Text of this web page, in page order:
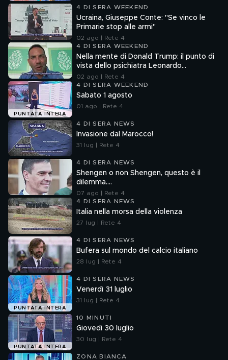
4 DI SERA WEEKEND
Ucraina, Giuseppe Conte: "Se vinco le
Primarie stop alle armi"
02 ago | Rete 4
4 DI SERA WEEKEND
Nella mente di Donald Trump: il punto di
vista dello psichiatra Leonardo
Mendolicchio
02 ago | Rete 4
PUNTATA INTERA
4 DI SERA WEEKEND
Sabato 1 agosto
01 ago | Rete 4
4 DI SERA NEWS
Invasione dal Marocco!
31 lug | Rete 4
4 DI SERA NEWS
Shengen o non Shengen, questo è il
dilemma....
07 ago | Rete 4
4 DI SERA NEWS
Italia nella morsa della violenza
27 lug | Rete 4
4 DI SERA NEWS
Bufera sul mondo del calcio italiano
28 lug | Rete 4
PUNTATA INTERA
4 DI SERA NEWS
Venerdì 31 luglio
31 lug | Rete 4
PUNTATA INTERA
10 MINUTI
Giovedì 30 luglio
30 lug | Rete 4
ZONA BIANCA